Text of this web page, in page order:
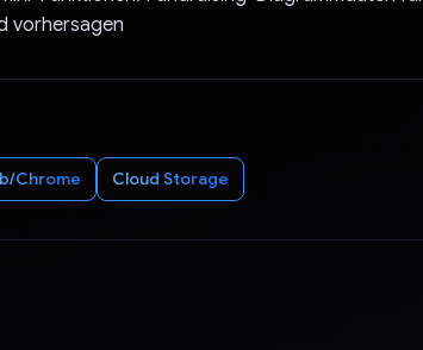
vorhersagen
Chrome Cloud Storage